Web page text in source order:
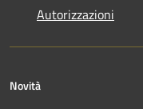
Autorizzazioni
Novità